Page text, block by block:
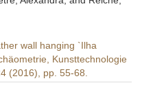
wall hanging `Ilha
Kunsttechnologie
(2016), pp. 55-68.